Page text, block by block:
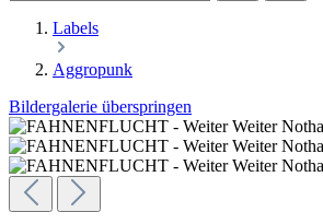
Labels
Aggropunk
Bildergalerie überspringen